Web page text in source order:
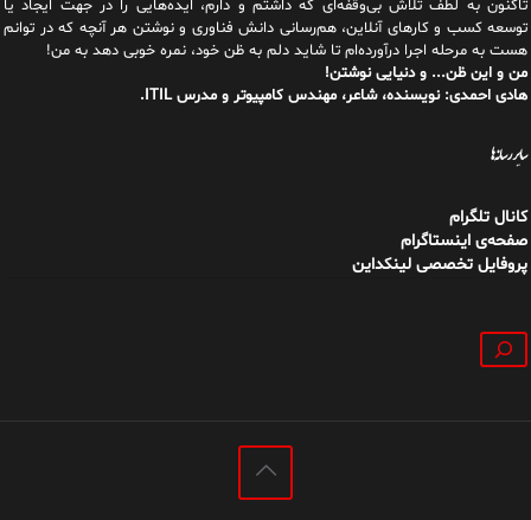
تاکنون به لطف تلاش بی‌وقفه‌ای که داشتم و دارم، اید‌ه‌هایی را در جهت ایجاد یا
توسعه کسب و کارهای آنلاین، هم‌رسانی دانش فناوری و نوشتن هر آنچه که در توانم
هست به مرحله اجرا درآورده‌ام تا شاید دلم به ظن خود، نمره خوبی دهد به من!
من و این ظن... و دنیایی نوشتن!
هادی احمدی: نویسنده، شاعر، مهندس کامپیوتر و مدرس ITIL.
سایر رسانه‌ها
کانال تلگرام
صفحه‌ی اینستاگرام
پروفایل تخصصی لینکداین
جستجو